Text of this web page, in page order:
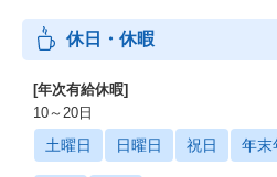
休日・休暇
[年次有給休暇]
10～20日
土曜日 日曜日 祝日 年末